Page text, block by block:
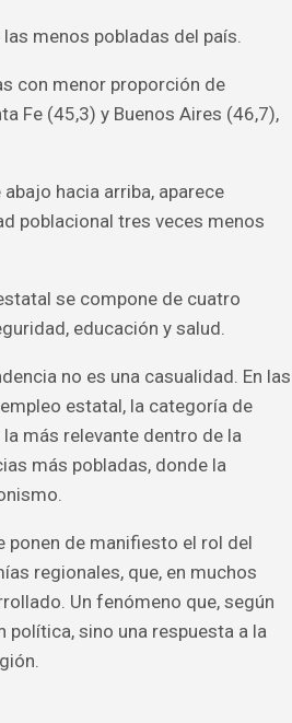
menos pobladas del país.
con menor proporción de
Fe (45,3) y Buenos Aires (46,7),
hacia arriba, aparece
poblacional tres veces menos
se compone de cuatro
educación y salud.
no es una casualidad. En las
estatal, la categoría de
más relevante dentro de la
más pobladas, donde la
ponen de manifiesto el rol del
regionales, que, en muchos
Un fenómeno que, según
sino una respuesta a la